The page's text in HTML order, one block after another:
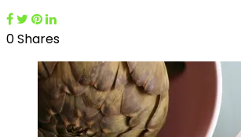
0 Shares